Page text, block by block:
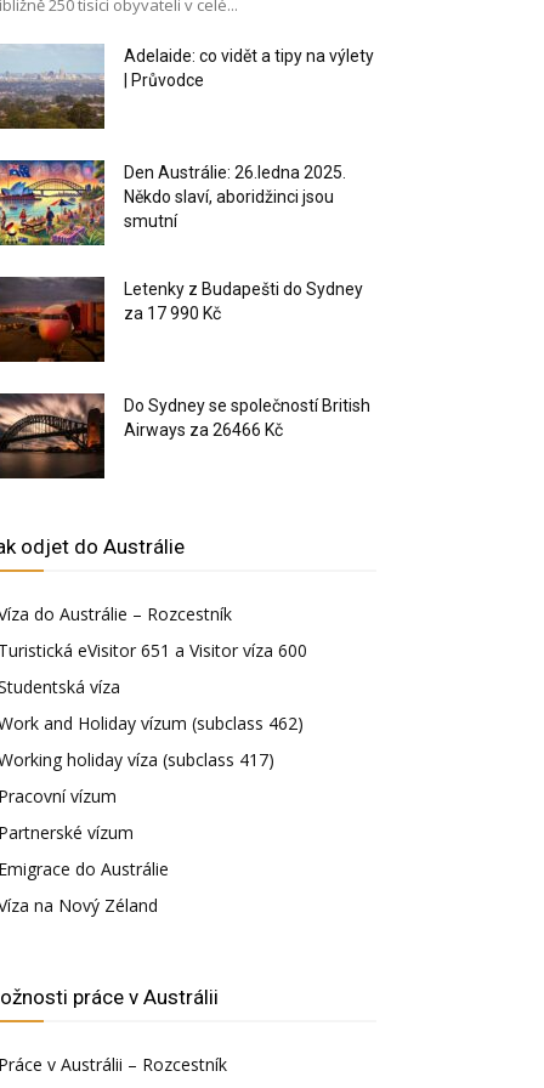
250 tisíci obyvateli v celé...
Adelaide: co vidět a tipy na výlety
| Průvodce
Den Austrálie: 26.ledna 2025.
Někdo slaví, aboridžinci jsou
smutní
Letenky z Budapešti do Sydney
za 17 990 Kč
Do Sydney se společností British
Airways za 26466 Kč
odjet do Austrálie
do Austrálie – Rozcestník
eVisitor 651 a Visitor víza 600
víza
and Holiday vízum (subclass 462)
holiday víza (subclass 417)
vízum
vízum
do Austrálie
na Nový Zéland
práce v Austrálii
v Austrálii – Rozcestník